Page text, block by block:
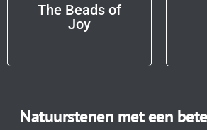
The Beads of
Joy
Natuurstenen met een